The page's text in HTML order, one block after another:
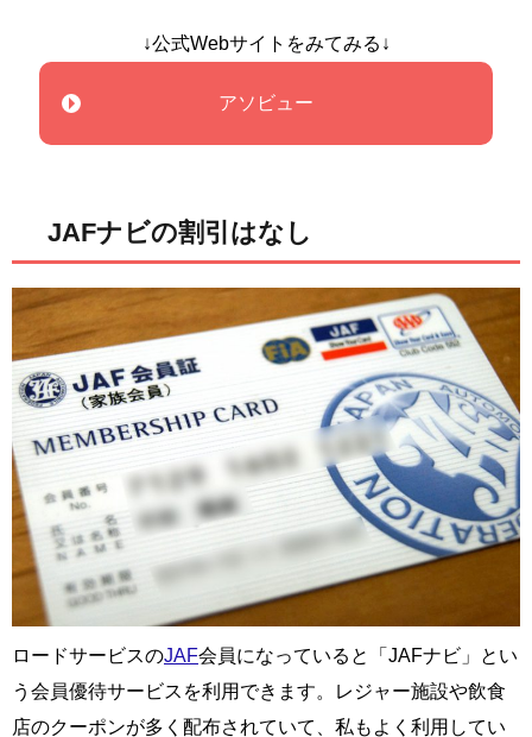
↓公式Webサイトをみてみる↓
アソビュー
JAFナビの割引はなし
ロードサービスのJAF会員になっていると「JAFナビ」とい
う会員優待サービスを利用できます。レジャー施設や飲食
店のクーポンが多く配布されていて、私もよく利用してい